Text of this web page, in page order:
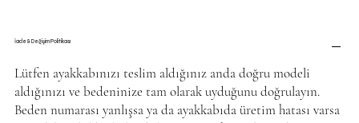
İade & Değişim Politikası
Lütfen ayakkabınızı teslim aldığınız anda doğru modeli
aldığınızı ve bedeninize tam olarak uyduğunu doğrulayın.
Beden numarası yanlışsa ya da ayakkabıda üretim hatası varsa